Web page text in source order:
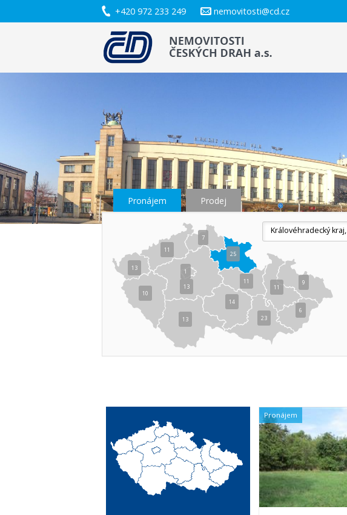
+420 972 233 249 nemovitosti@cd.cz
Pronájem Prodej
6
9
23
11
14
11
25
13
1
13
7
10
11
13
Královéhradecký kraj,
Pronájem